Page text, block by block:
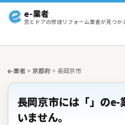
e-業者
窓とドアの修理リフォーム業者が見つか
e-業者 > 京都府 > 長岡京市
長岡京市には「」のe-
いません。